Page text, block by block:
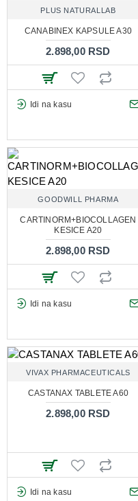
PLUS NATURALLAB
CANABINEX KAPSULE A30
2.898,00 RSD
Idi na kasu
GOODWILL PHARMA
CARTINORM+BIOCOLLAGEN
KESICE A20
2.898,00 RSD
Idi na kasu
VIVAX PHARMACEUTICALS
CASTANAX TABLETE A60
2.898,00 RSD
Idi na kasu